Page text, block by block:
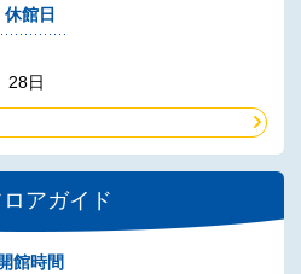
休館日
28日
ロアガイド
開館時間